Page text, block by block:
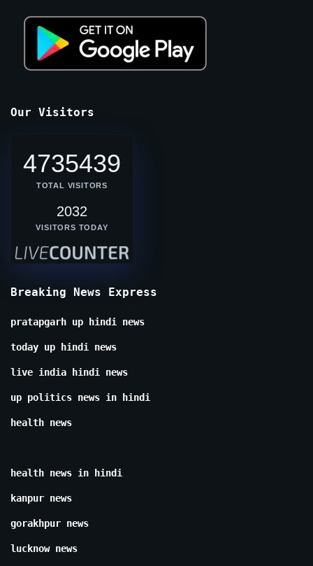
Our Visitors
4735439
TOTAL VISITORS
2032
VISITORS TODAY
Breaking News Express
pratapgarh up hindi news
today up hindi news
live india hindi news
up politics news in hindi
health news
health news in hindi
kanpur news
gorakhpur news
lucknow news